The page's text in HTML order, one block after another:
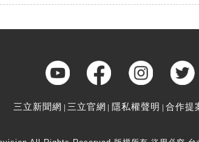
三立新聞網 三立官網 隱私權聲明 合作提